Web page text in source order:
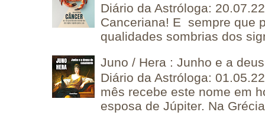
Diário da Astróloga:
Canceriana! E sempre que
qualidades sombrias dos
Juno / Hera : Junho e a
Diário da Astróloga:
mês recebe este nome em
esposa de Júpiter. Na